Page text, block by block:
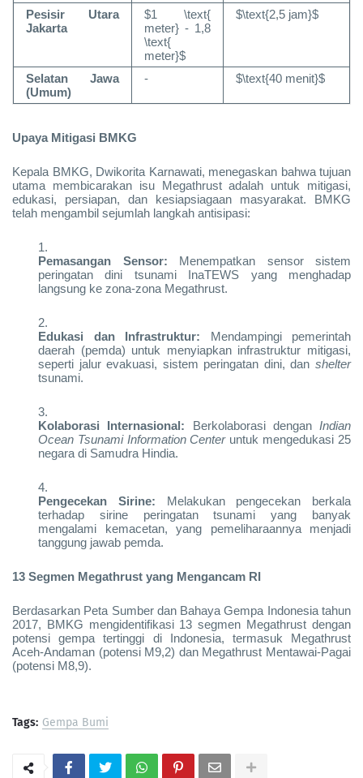
Pesisir Utara
Jakarta
$1 \text{
meter} - 1,8
\text{
meter}$
$\text{2,5 jam}$
Selatan Jawa
(Umum)
- $\text{40 menit}$
Upaya Mitigasi BMKG
Kepala BMKG, Dwikorita Karnawati, menegaskan bahwa tujuan
utama membicarakan isu Megathrust adalah untuk mitigasi,
edukasi, persiapan, dan kesiapsiagaan masyarakat. BMKG
telah mengambil sejumlah langkah antisipasi:
Pemasangan Sensor: Menempatkan sensor sistem
peringatan dini tsunami InaTEWS yang menghadap
langsung ke zona-zona Megathrust.
Edukasi dan Infrastruktur: Mendampingi pemerintah
daerah (pemda) untuk menyiapkan infrastruktur mitigasi,
seperti jalur evakuasi, sistem peringatan dini, dan shelter
tsunami.
Kolaborasi Internasional: Berkolaborasi dengan Indian
Ocean Tsunami Information Centeruntuk mengedukasi 25
negara di Samudra Hindia.
Pengecekan Sirine: Melakukan pengecekan berkala
terhadap sirine peringatan tsunami yang banyak
mengalami kemacetan, yang pemeliharaannya menjadi
tanggung jawab pemda.
13 Segmen Megathrust yang Mengancam RI
Berdasarkan Peta Sumber dan Bahaya Gempa Indonesia tahun
2017, BMKG mengidentifikasi 13 segmen Megathrust dengan
potensi gempa tertinggi di Indonesia, termasuk Megathrust
Aceh-Andaman (potensi M9,2) dan Megathrust Mentawai-Pagai
(potensi M8,9).
Tags: Gempa Bumi